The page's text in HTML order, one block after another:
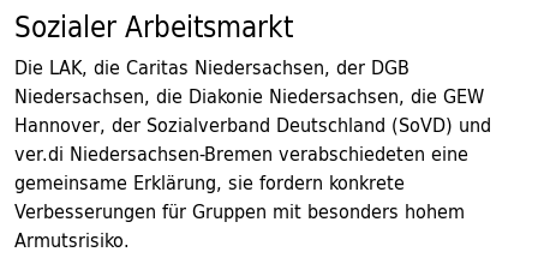
Sozialer Arbeitsmarkt
Die LAK, die Caritas Niedersachsen, der DGB
Niedersachsen, die Diakonie Niedersachsen, die GEW
Hannover, der Sozialverband Deutschland (SoVD) und
ver.di Niedersachsen-Bremen verabschiedeten eine
gemeinsame Erklärung, sie fordern konkrete
Verbesserungen für Gruppen mit besonders hohem
Armutsrisiko.